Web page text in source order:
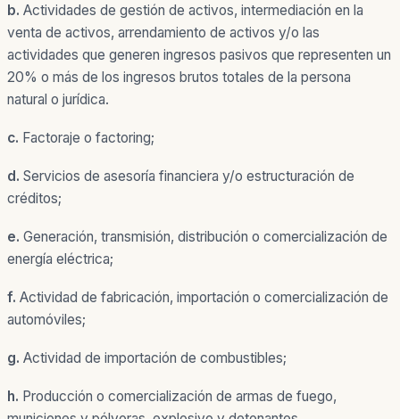
b. Actividades de gestión de activos, intermediación en la
venta de activos, arrendamiento de activos y/o las
actividades que generen ingresos pasivos que representen un
20% o más de los ingresos brutos totales de la persona
natural o jurídica.
c. Factoraje o factoring;
d. Servicios de asesoría financiera y/o estructuración de
créditos;
e. Generación, transmisión, distribución o comercialización de
energía eléctrica;
f. Actividad de fabricación, importación o comercialización de
automóviles;
g. Actividad de importación de combustibles;
h. Producción o comercialización de armas de fuego,